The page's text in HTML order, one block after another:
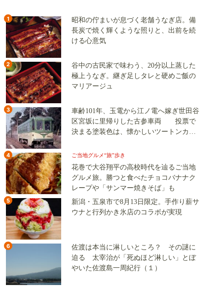
1
昭和の佇まいが息づく老舗うなぎ店。備
長炭で焼く輝くような照りと、出前を続
ける心意気
2
谷中の古民家で味わう、20分以上蒸した
極上うなぎ。継ぎ足しタレと硬めご飯の
マリアージュ
3
車齢101年、玉電から江ノ電へ嫁ぎ世田谷
区宮坂に里帰りした古参車両 投票で
決まる塗装色は、懐かしいツートンカラ
4 ご当地グルメ“旅”歩き
花巻で大谷翔平の高校時代を辿るご当地
グルメ旅。勝つと食べたチョコバナナク
レープや「サンマー焼きそば」も
5
新潟・五泉市で8月13日限定。手作り薪サ
ウナと行列かき氷店のコラボが実現
6
佐渡は本当に淋しいところ？ その謎に
迫る 太宰治が「死ぬほど淋しい」とぼ
やいた佐渡島一周紀行（１）